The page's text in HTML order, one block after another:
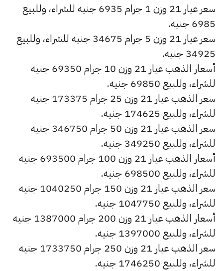
سعر عيار 21 وزن 1 جرام 6935 جنيه للشراء، وللبيع
6985 جنيه.
سعر عيار 21 وزن 5 جرام 34675 جنيه للشراء، وللبيع
34925 جنيه.
أسعار الذهب عيار 21 وزن 10 جرام 69350 جنيه
للشراء، وللبيع 69850 جنيه.
سعر الذهب عيار 21 وزن 25 جرام 173375 جنيه
للشراء، وللبيع 174625 جنيه.
سعر الذهب عيار 21 وزن 50 جرام 346750 جنيه
للشراء، وللبيع 349250 جنيه.
أسعار الذهب عيار 21 وزن 100 جرام 693500 جنيه
للشراء، وللبيع 698500 جنيه.
سعر الذهب عيار 21 وزن 150 جرام 1040250 جنيه
للشراء، وللبيع 1047750 جنيه.
أسعار الذهب عيار 21 وزن 200 جرام 1387000 جنيه
للشراء، وللبيع 1397000 جنيه.
سعر الذهب عيار 21 وزن 250 جرام 1733750 جنيه
للشراء، وللبيع 1746250 جنيه.